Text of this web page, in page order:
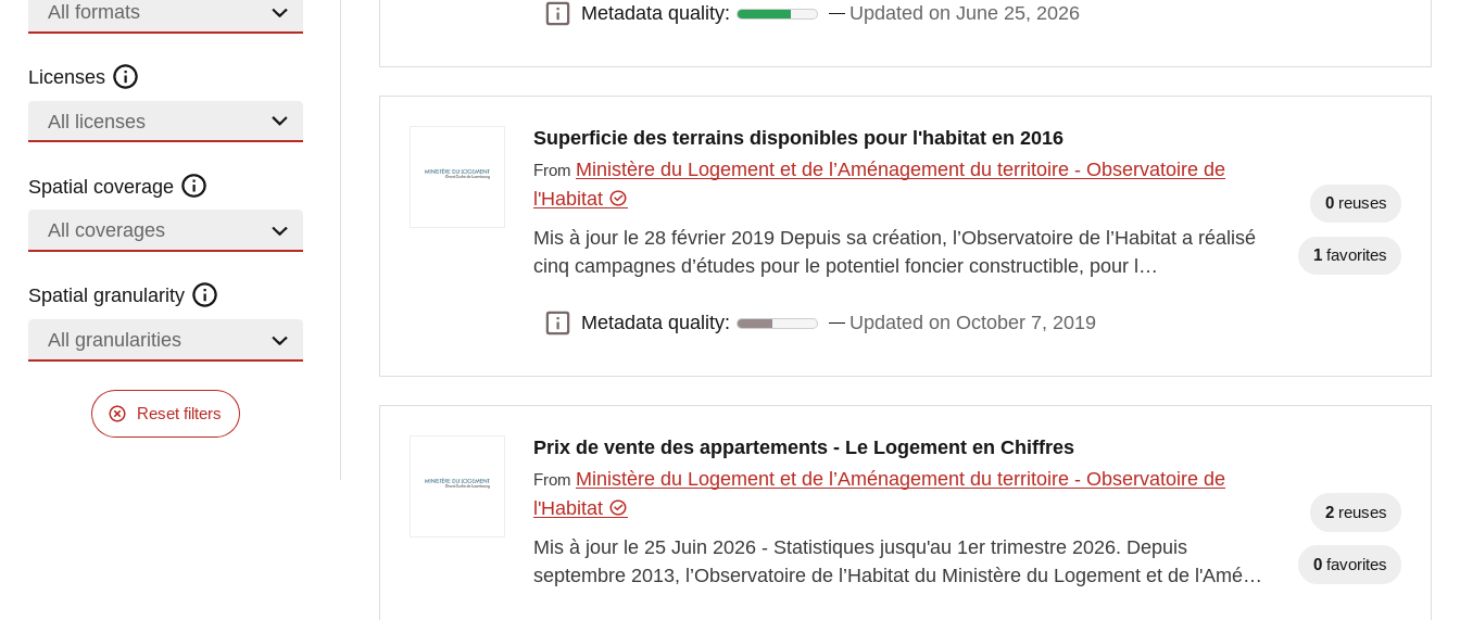
All formats
Licenses
All licenses
Spatial coverage
All coverages
Spatial granularity
All granularities
Reset filters
Metadata quality:
Metadata quality: Updated on June 25, 2026
Superficie des terrains disponibles pour l'habitat en 2016
From Ministère du Logement et de l’Aménagement du territoire - Observatoire de
l'Habitat
Mis à jour le 28 février 2019 Depuis sa création, l’Observatoire de l’Habitat a réalisé
cinq campagnes d’études pour le potentiel foncier constructible, pour l…
Metadata quality:
Metadata quality: Updated on October 7, 2019
0 reuses
1 favorites
Prix de vente des appartements - Le Logement en Chiffres
From Ministère du Logement et de l’Aménagement du territoire - Observatoire de
l'Habitat
Mis à jour le 25 Juin 2026 - Statistiques jusqu'au 1er trimestre 2026. Depuis
septembre 2013, l’Observatoire de l’Habitat du Ministère du Logement et de l'Amé…
2 reuses
0 favorites